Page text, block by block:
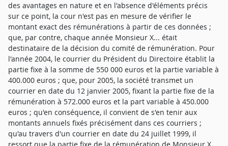
des avantages en nature et en l'absence d'éléments précis
sur ce point, la cour n'est pas en mesure de vérifier le
montant exact des rémunérations à partir de ces données ;
que, par contre, chaque année Monsieur X... était
destinataire de la décision du comité de rémunération. Pour
l'année 2004, le courrier du Président du Directoire établit la
partie fixe à la somme de 550 000 euros et la partie variable à
400.000 euros ; que, pour 2005, la société transmet un
courrier en date du 12 janvier 2005, fixant la partie fixe de la
rémunération à 572.000 euros et la part variable à 450.000
euros ; qu'en conséquence, il convient de s'en tenir aux
montants annuels fixés précisément dans ces courriers ;
qu'au travers d'un courrier en date du 24 juillet 1999, il